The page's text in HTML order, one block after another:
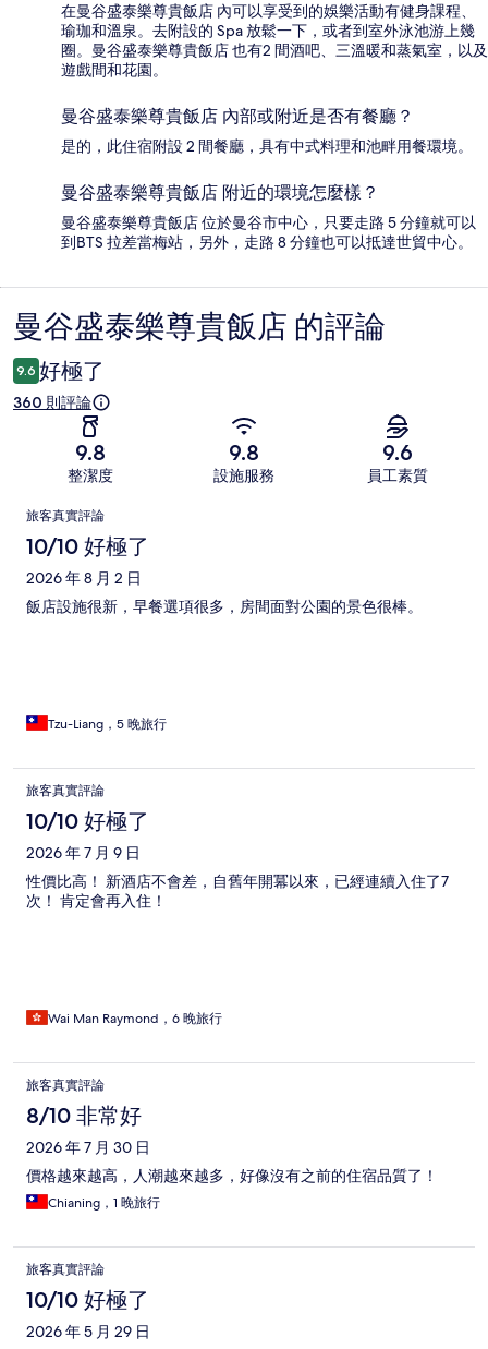
在曼谷盛泰樂尊貴飯店 內可以享受到的娛樂活動有健身課程、
瑜珈和溫泉。去附設的 Spa 放鬆一下，或者到室外泳池游上幾
圈。曼谷盛泰樂尊貴飯店 也有2 間酒吧、三溫暖和蒸氣室，以及
遊戲間和花園。
曼谷盛泰樂尊貴飯店 內部或附近是否有餐廳？
是的，此住宿附設 2 間餐廳，具有中式料理和池畔用餐環境。
曼谷盛泰樂尊貴飯店 附近的環境怎麼樣？
曼谷盛泰樂尊貴飯店 位於曼谷市中心，只要走路 5 分鐘就可以
到BTS 拉差當梅站，另外，走路 8 分鐘也可以抵達世貿中心。
評
論
曼谷盛泰樂尊貴飯店 的評論
9.6 好極了
360 則評論
9.8
整潔度
9.8
設施服務
9.6
員工素質
評
論
旅客真實評論
10/10 好極了
2026 年 8 月 2 日
飯店設施很新，早餐選項很多，房間面對公園的景色很棒。
Tzu-Liang，5 晚旅行
旅客真實評論
10/10 好極了
2026 年 7 月 9 日
性價比高！ 新酒店不會差，自舊年開冪以來，已經連續入住了7
次！ 肯定會再入住！
Wai Man Raymond，6 晚旅行
旅客真實評論
8/10 非常好
2026 年 7 月 30 日
價格越來越高，人潮越來越多，好像沒有之前的住宿品質了！
Chianing，1 晚旅行
旅客真實評論
10/10 好極了
2026 年 5 月 29 日